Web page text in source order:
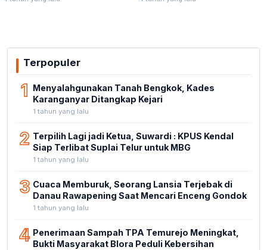
Terpopuler
1 Menyalahgunakan Tanah Bengkok, Kades
Karanganyar Ditangkap Kejari
1 tahun yang lalu
2 Terpilih Lagi jadi Ketua, Suwardi : KPUS Kendal
Siap Terlibat Suplai Telur untuk MBG
1 tahun yang lalu
3 Cuaca Memburuk, Seorang Lansia Terjebak di
Danau Rawapening Saat Mencari Enceng Gondok
1 tahun yang lalu
4 Penerimaan Sampah TPA Temurejo Meningkat,
Bukti Masyarakat Blora Peduli Kebersihan